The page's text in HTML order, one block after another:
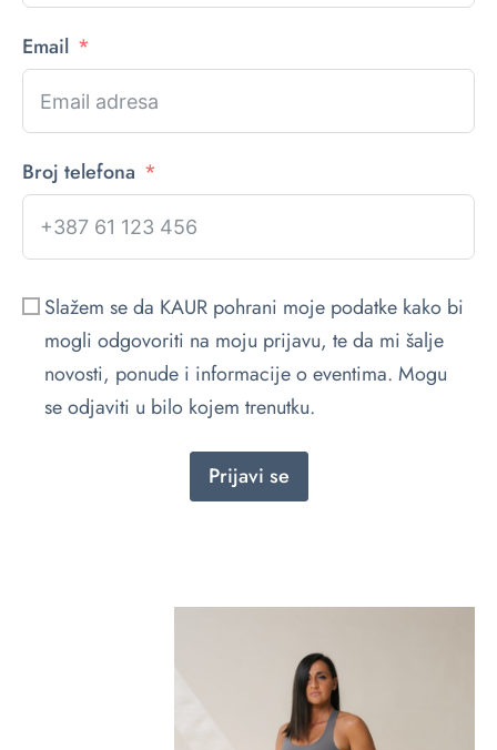
Email
Broj telefona
Slažem se da KAUR pohrani moje podatke kako bi
mogli odgovoriti na moju prijavu, te da mi šalje
novosti, ponude i informacije o eventima. Mogu
se odjaviti u bilo kojem trenutku.
Prijavi se